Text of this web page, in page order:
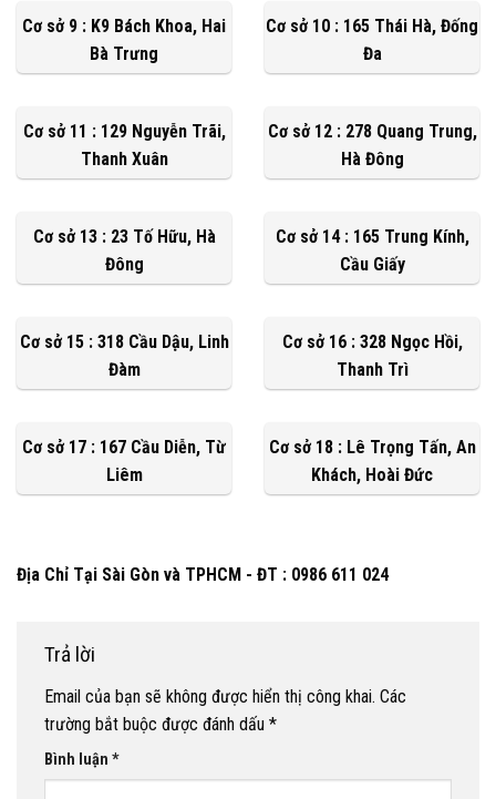
Cơ sở 9 : K9 Bách Khoa, Hai
Bà Trưng
Cơ sở 10 : 165 Thái Hà, Đống
Đa
Cơ sở 11 : 129 Nguyễn Trãi,
Thanh Xuân
Cơ sở 12 : 278 Quang Trung,
Hà Đông
Cơ sở 13 : 23 Tố Hữu, Hà
Đông
Cơ sở 14 : 165 Trung Kính,
Cầu Giấy
Cơ sở 15 : 318 Cầu Dậu, Linh
Đàm
Cơ sở 16 : 328 Ngọc Hồi,
Thanh Trì
Cơ sở 17 : 167 Cầu Diễn, Từ
Liêm
Cơ sở 18 : Lê Trọng Tấn, An
Khách, Hoài Đức
Địa Chỉ Tại Sài Gòn và TPHCM - ĐT : 0986 611 024
Trả lời
Email của bạn sẽ không được hiển thị công khai. Các
trường bắt buộc được đánh dấu *
Bình luận *